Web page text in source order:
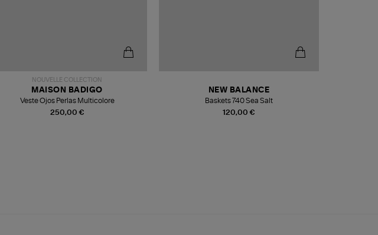
NOUVELLE COLLECTION
250,00 €
MAISON BADIGO
Veste Ojos Perlas Multicolore
120,00 €
NEW BALANCE
Baskets 740 Sea Salt